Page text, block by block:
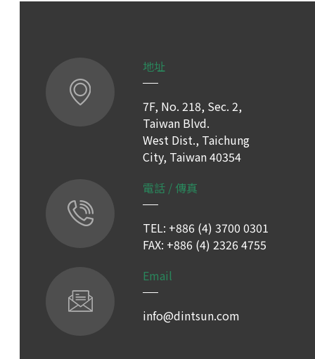
地址
7F, No. 218, Sec. 2,
Taiwan Blvd.
West Dist., Taichung
City, Taiwan 40354
電話 / 傳真
TEL: +886 (4) 3700 0301
FAX: +886 (4) 2326 4755
Email
info@dintsun.com